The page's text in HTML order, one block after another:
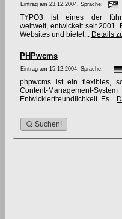
Eintrag am 23.12.2004, Sprache:
TYPO3 ist eines der
weltweit, entwickelt seit 2001.
Websites und bietet... Details
PHPwcms
Eintrag am 15.12.2004, Sprache:
phpwcms ist ein flexibles,
Content-Management-
Entwicklerfreundlichkeit. Es...
Suchen!